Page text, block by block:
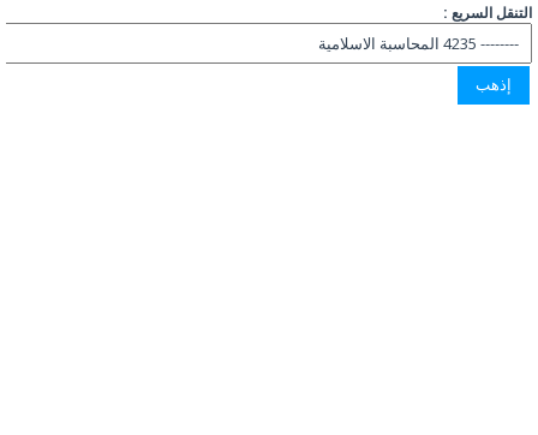
التنقل السريع :